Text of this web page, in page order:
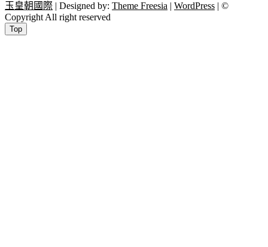
玉皇朝國際 | Designed by: Theme Freesia | WordPress | ©
Copyright All right reserved
Top